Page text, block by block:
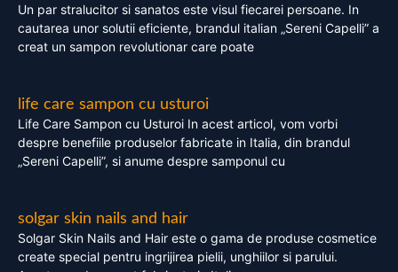
Un par stralucitor si sanatos este visul fiecarei persoane. In
cautarea unor solutii eficiente, brandul italian „Sereni Capelli” a
creat un sampon revolutionar care poate
life care sampon cu usturoi
Life Care Sampon cu Usturoi In acest articol, vom vorbi
despre benefiile produselor fabricate in Italia, din brandul
„Sereni Capelli”, si anume despre samponul cu
solgar skin nails and hair
Solgar Skin Nails and Hair este o gama de produse cosmetice
create special pentru ingrijirea pielii, unghiilor si parului.